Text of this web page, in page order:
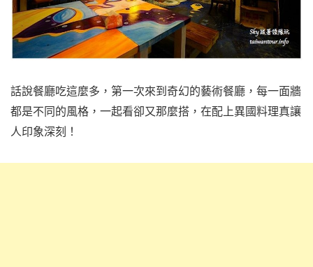
話說餐廳吃這麼多，第一次來到奇幻的藝術餐廳，每一面牆
都是不同的風格，一起看卻又那麼搭，在配上異國料理真讓
人印象深刻！